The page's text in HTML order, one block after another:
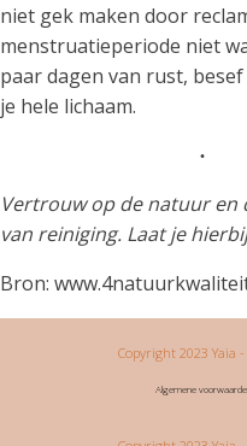
niet gek maken door
menstruatieperiode niet
paar dagen van rust,
je hele lichaam.
Vertrouw op de natuur en
van reiniging. Laat je
Bron:
Copyright 2023 Yaia -
Algemene